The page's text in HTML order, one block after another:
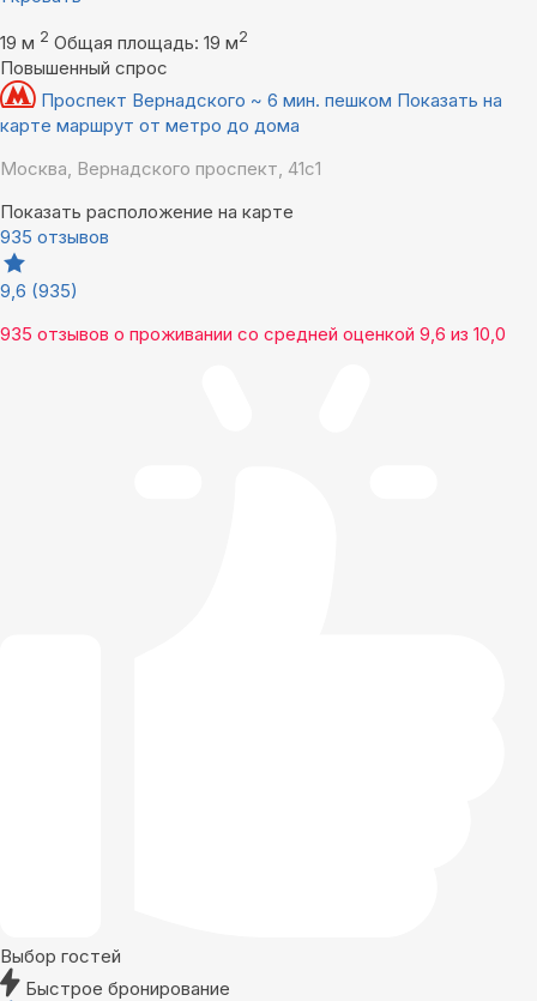
19 м 2 Общая площадь: 19 м2
Повышенный спрос
Проспект Вернадского ~ 6 мин. пешком Показать на
карте маршрут от метро до дома
Москва, Вернадского проспект, 41с1
Показать расположение на карте
935 отзывов
9,6 (935)
935 отзывов о проживании со средней оценкой 9,6 из 10,0
Выбор гостей
Быстрое бронирование